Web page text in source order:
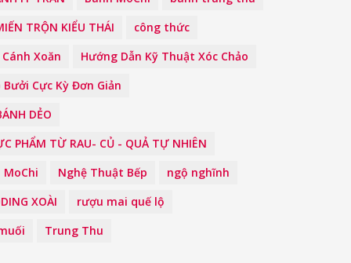
TRỘN KIỂU THÁI
công thức
Xoăn
Hướng Dẫn Kỹ Thuật Xóc Chảo
Cực Kỳ Đơn Giản
DẺO
PHẨM TỪ RAU- CỦ - QUẢ TỰ NHIÊN
MoChi Nghệ Thuật Bếp
ngộ nghĩnh
XOÀI
rượu mai quế lộ
Trung Thu